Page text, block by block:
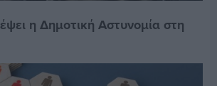
η Δημοτική Αστυνομία στη